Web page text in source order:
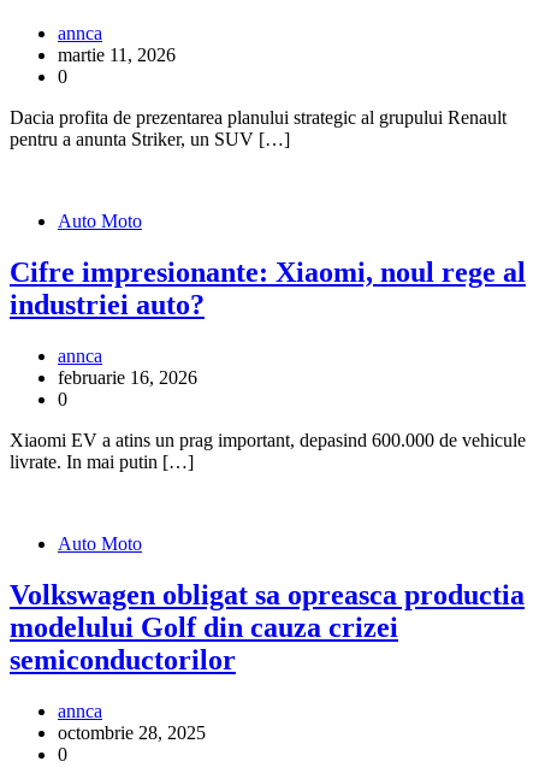
annca
martie 11, 2026
0
Dacia profita de prezentarea planului strategic al grupului Renault
pentru a anunta Striker, un SUV […]
Auto Moto
Cifre impresionante: Xiaomi, noul rege al
industriei auto?
annca
februarie 16, 2026
0
Xiaomi EV a atins un prag important, depasind 600.000 de vehicule
livrate. In mai putin […]
Auto Moto
Volkswagen obligat sa opreasca productia
modelului Golf din cauza crizei
semiconductorilor
annca
octombrie 28, 2025
0